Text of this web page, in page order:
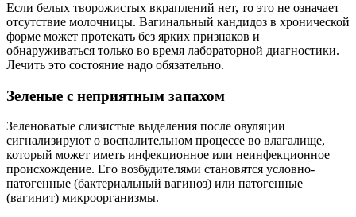
Если белых творожистых вкраплений нет, то это не означает
отсутствие молочницы. Вагинальный кандидоз в хронической
форме может протекать без ярких признаков и
обнаруживаться только во время лабораторной диагностики.
Лечить это состояние надо обязательно.
Зеленые с неприятным запахом
Зеленоватые слизистые выделения после овуляции
сигнализируют о воспалительном процессе во влагалище,
который может иметь инфекционное или неинфекционное
происхождение. Его возбудителями становятся условно-
патогенные (бактериальный вагиноз) или патогенные
(вагинит) микроорганизмы.